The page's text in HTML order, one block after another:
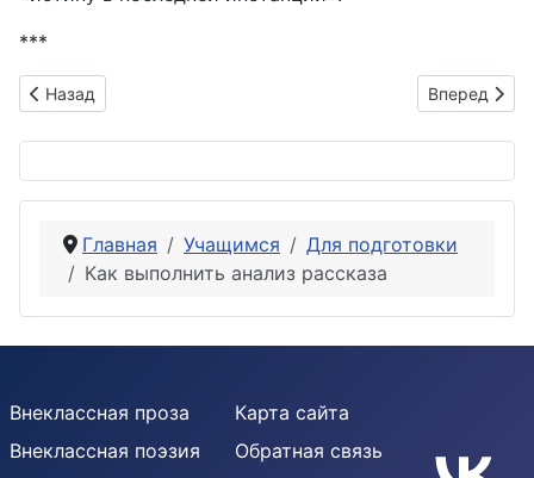
***
Предыдущий: ЭПОС. Три формы эпического жанра: малая,
Назад Следующий:
Вперед
Главная Учащимся
Для подготовки
Как выполнить анализ рассказа
Внеклассная проза
Внеклассная поэзия
Карта сайта
Обратная связь